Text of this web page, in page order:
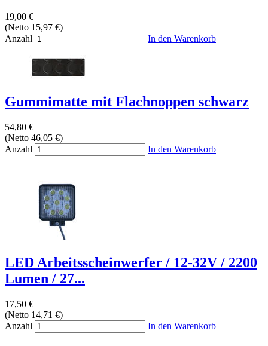
19,00 €
(Netto 15,97 €)
Anzahl
In den Warenkorb
Gummimatte mit Flachnoppen schwarz
54,80 €
(Netto 46,05 €)
Anzahl
In den Warenkorb
LED Arbeitsscheinwerfer / 12-32V / 2200
Lumen / 27...
17,50 €
(Netto 14,71 €)
Anzahl
In den Warenkorb